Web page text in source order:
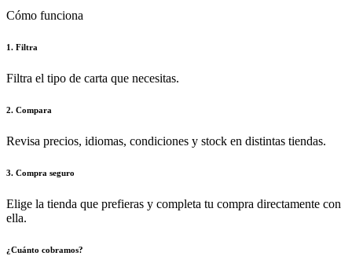
Cómo funciona
1. Filtra
Filtra el tipo de carta que necesitas.
2. Compara
Revisa precios, idiomas, condiciones y stock en distintas tiendas.
3. Compra seguro
Elige la tienda que prefieras y completa tu compra directamente con
ella.
¿Cuánto cobramos?